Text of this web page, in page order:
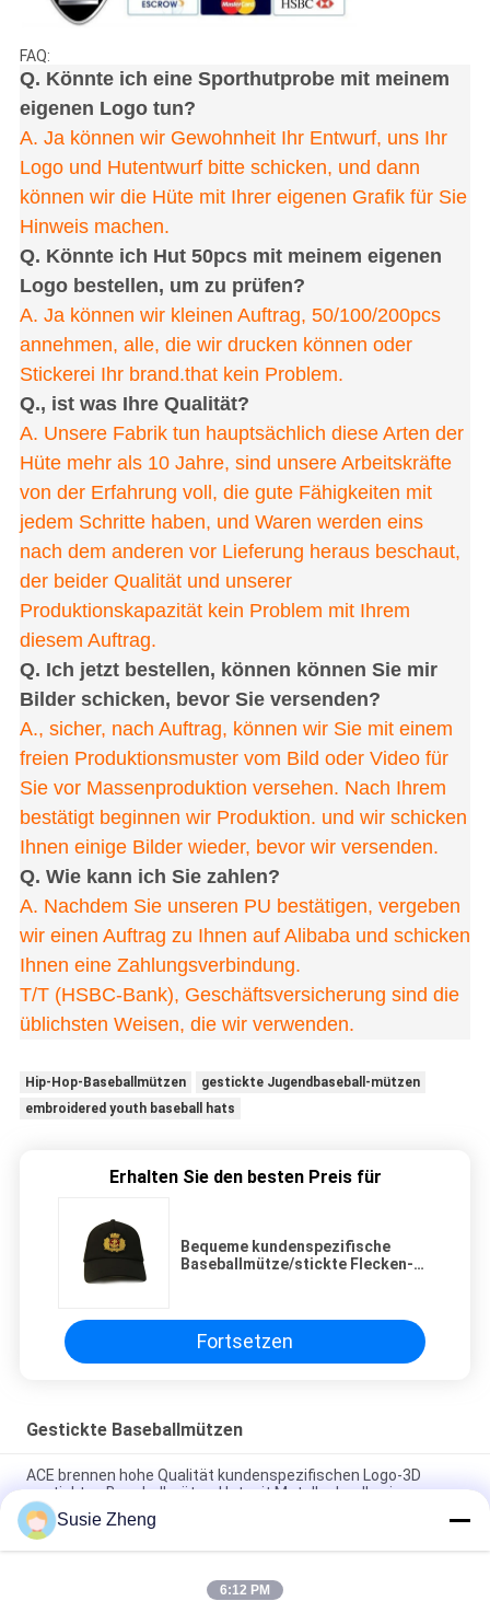
FAQ:
Q. Könnte ich eine Sporthutprobe mit meinem
eigenen Logo tun?
A. Ja können wir Gewohnheit Ihr Entwurf, uns Ihr
Logo und Hutentwurf bitte schicken, und dann
können wir die Hüte mit Ihrer eigenen Grafik für Sie
Hinweis machen.
Q. Könnte ich Hut 50pcs mit meinem eigenen
Logo bestellen, um zu prüfen?
A. Ja können wir kleinen Auftrag, 50/100/200pcs
annehmen, alle, die wir drucken können oder
Stickerei Ihr brand.that kein Problem.
Q., ist was Ihre Qualität?
A. Unsere Fabrik tun hauptsächlich diese Arten der
Hüte mehr als 10 Jahre, sind unsere Arbeitskräfte
von der Erfahrung voll, die gute Fähigkeiten mit
jedem Schritte haben, und Waren werden eins
nach dem anderen vor Lieferung heraus beschaut,
der beider Qualität und unserer
Produktionskapazität kein Problem mit Ihrem
diesem Auftrag.
Q. Ich jetzt bestellen, können können Sie mir
Bilder schicken, bevor Sie versenden?
A., sicher, nach Auftrag, können wir Sie mit einem
freien Produktionsmuster vom Bild oder Video für
Sie vor Massenproduktion versehen. Nach Ihrem
bestätigt beginnen wir Produktion. und wir schicken
Ihnen einige Bilder wieder, bevor wir versenden.
Q. Wie kann ich Sie zahlen?
A. Nachdem Sie unseren PU bestätigen, vergeben
wir einen Auftrag zu Ihnen auf Alibaba und schicken
Ihnen eine Zahlungsverbindung.
T/T (HSBC-Bank), Geschäftsversicherung sind die
üblichsten Weisen, die wir verwenden.
Hip-Hop-Baseballmützen
gestickte Jugendbaseball-mützen
embroidered youth baseball hats
Erhalten Sie den besten Preis für
Bequeme kundenspezifische
Baseballmütze/stickte Flecken-
Fortsetzen
Gestickte Baseballmützen
ACE brennen hohe Qualität kundenspezifischen Logo-3D
gestickten Baseballmütze-Hut mit Metallschnalle ein
Platten-Baseballmütze-fester klassischer sechs Platten-
unstrukturierter Vati-Hut 100% des Polyester-6
Susie Zheng
6:12 PM